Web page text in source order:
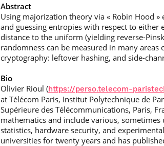
Abstract
Using majorization theory via « Robin Hood
and guessing entropies with respect to
distance to the uniform (yielding reverse-
randomness can be measured in many
cryptography: leftover hashing, and side-
Bio
Olivier Rioul (https://perso.telecom-
at Télécom Paris, Institut Polytechnique de
Supérieure des Télécommunications, Paris,
mathematics and include various,
statistics, hardware security, and
universities for twenty years and has